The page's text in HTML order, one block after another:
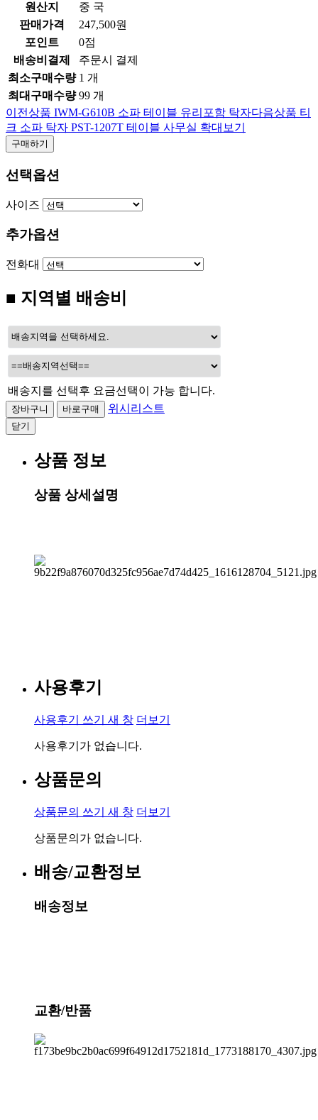
원산지
중 국
판매가격
247,500원
포인트
0점
배송비결제
주문시 결제
최소구매수량 1 개
최대구매수량 99 개
이전상품 IWM-G610B 소파 테이블 유리포함 탁자다음상품 티
크 소파 탁자 PST-1207T 테이블 사무실 확대보기
구매하기
선택옵션
사이즈
추가옵션
전화대
■ 지역별 배송비
배송지를 선택후 요금선택이 가능 합니다.
위시리스트
닫기
상품 정보
상품 상세설명
사용후기
사용후기 쓰기 새 창 더보기
사용후기가 없습니다.
상품문의
상품문의 쓰기 새 창 더보기
상품문의가 없습니다.
배송/교환정보
배송정보
교환/반품